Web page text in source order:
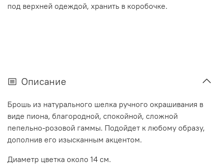
под верхней одеждой, хранить в коробочке.
Описание
Брошь из натурального шелка ручного окрашивания в
виде пиона, благородной, спокойной, сложной
пепельно-розовой гаммы. Подойдет к любому образу,
дополнив его изысканным акцентом.
Диаметр цветка около 14 см.